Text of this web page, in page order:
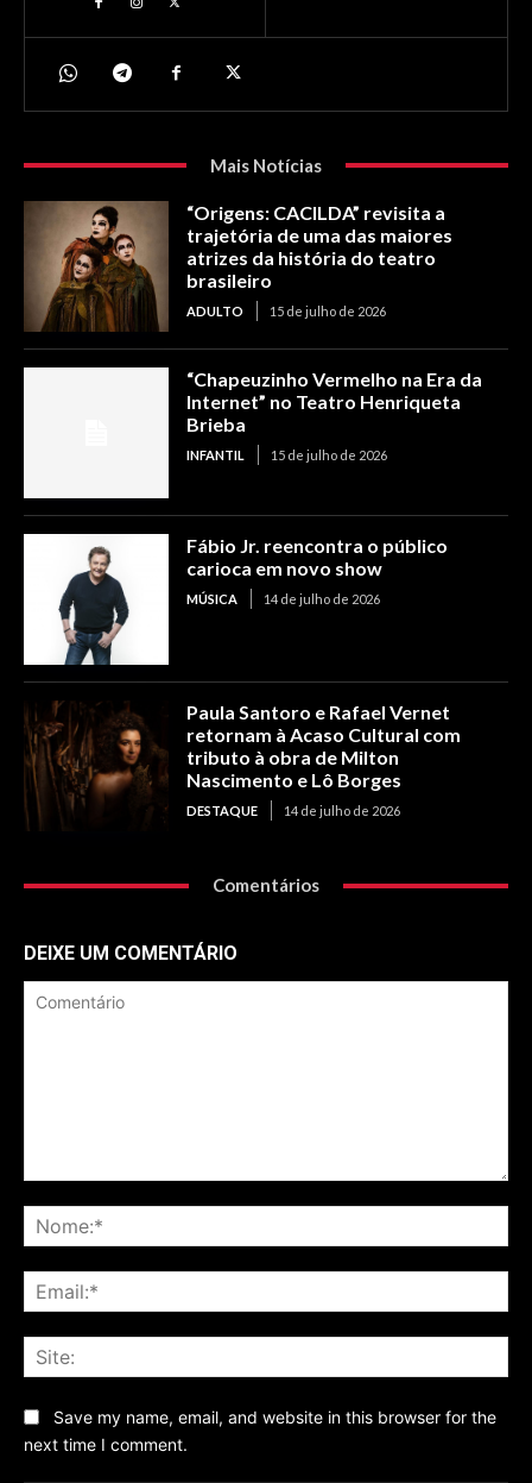
Mais Notícias
“Origens: CACILDA” revisita a
trajetória de uma das maiores
atrizes da história do teatro
brasileiro
ADULTO 15 de julho de 2026
“Chapeuzinho Vermelho na Era da
Internet” no Teatro Henriqueta
Brieba
INFANTIL 15 de julho de 2026
Fábio Jr. reencontra o público
carioca em novo show
MÚSICA 14 de julho de 2026
Paula Santoro e Rafael Vernet
retornam à Acaso Cultural com
tributo à obra de Milton
Nascimento e Lô Borges
DESTAQUE 14 de julho de 2026
Comentários
DEIXE UM COMENTÁRIO
Save my name, email, and website in this browser for the
next time I comment.